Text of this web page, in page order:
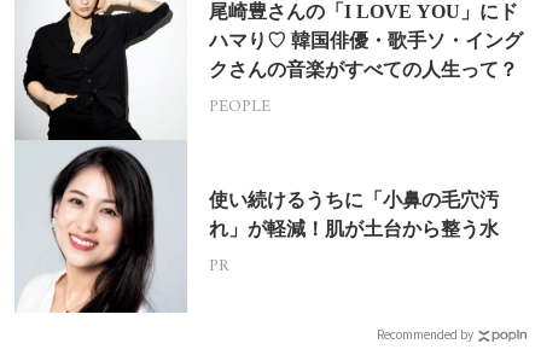
尾崎豊さんの「I LOVE YOU」にド
ハマり♡ 韓国俳優・歌手ソ・イング
クさんの音楽がすべての人生って？
PEOPLE
使い続けるうちに「小鼻の毛穴汚
れ」が軽減！肌が土台から整う水
PR
Recommended by